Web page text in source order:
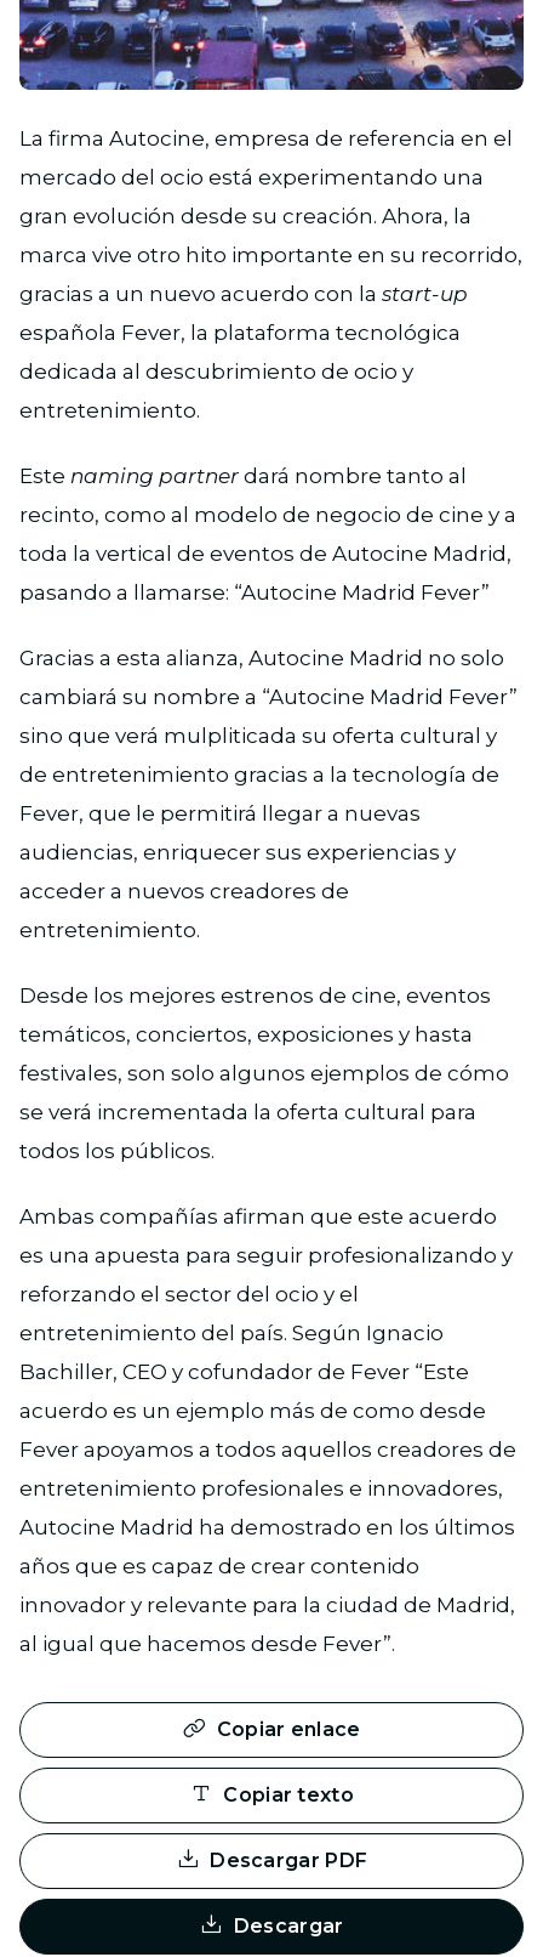
PNG
La firma Autocine, empresa de referencia en el
mercado del ocio está experimentando una
gran evolución desde su creación. Ahora, la
marca vive otro hito importante en su recorrido,
gracias a un nuevo acuerdo con la start-up
española Fever, la plataforma tecnológica
dedicada al descubrimiento de ocio y
entretenimiento.
Este naming partner dará nombre tanto al
recinto, como al modelo de negocio de cine y a
toda la vertical de eventos de Autocine Madrid,
pasando a llamarse: “Autocine Madrid Fever”
Gracias a esta alianza, Autocine Madrid no solo
cambiará su nombre a “Autocine Madrid Fever”
sino que verá mulpliticada su oferta cultural y
de entretenimiento gracias a la tecnología de
Fever, que le permitirá llegar a nuevas
audiencias, enriquecer sus experiencias y
acceder a nuevos creadores de
entretenimiento.
Desde los mejores estrenos de cine, eventos
temáticos, conciertos, exposiciones y hasta
festivales, son solo algunos ejemplos de cómo
se verá incrementada la oferta cultural para
todos los públicos.
Ambas compañías afirman que este acuerdo
es una apuesta para seguir profesionalizando y
reforzando el sector del ocio y el
entretenimiento del país. Según Ignacio
Bachiller, CEO y cofundador de Fever “Este
acuerdo es un ejemplo más de como desde
Fever apoyamos a todos aquellos creadores de
entretenimiento profesionales e innovadores,
Autocine Madrid ha demostrado en los últimos
años que es capaz de crear contenido
innovador y relevante para la ciudad de Madrid,
al igual que hacemos desde Fever”.
Copiar enlace
Copiar texto
Descargar PDF
Descargar